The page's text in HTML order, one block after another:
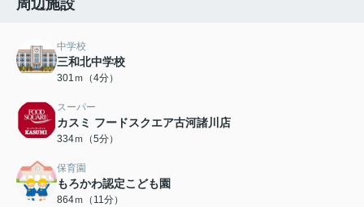
周辺施設
中学校
三和北中学校
301ｍ（4分）
スーパー
カスミ フードスクエア古河諸川店
334ｍ（5分）
保育園
もろかわ認定こども園
864ｍ（11分）